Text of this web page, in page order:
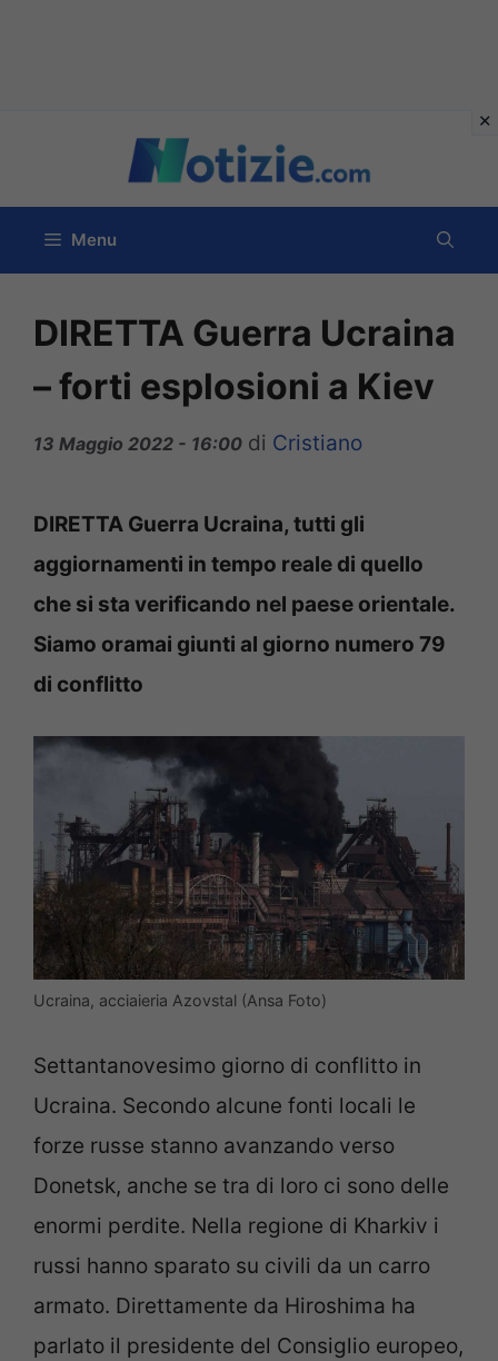
contenuto
Menu
DIRETTA Guerra Ucraina
– forti esplosioni a Kiev
13 Maggio 2022 - 16:00 di Cristiano
DIRETTA Guerra Ucraina, tutti gli
aggiornamenti in tempo reale di quello
che si sta verificando nel paese orientale.
Siamo oramai giunti al giorno numero 79
di conflitto
Ucraina, acciaieria Azovstal (Ansa Foto)
Settantanovesimo giorno di conflitto in
Ucraina. Secondo alcune fonti locali le
forze russe stanno avanzando verso
Donetsk, anche se tra di loro ci sono delle
enormi perdite. Nella regione di Kharkiv i
russi hanno sparato su civili da un carro
armato. Direttamente da Hiroshima ha
parlato il presidente del Consiglio europeo,